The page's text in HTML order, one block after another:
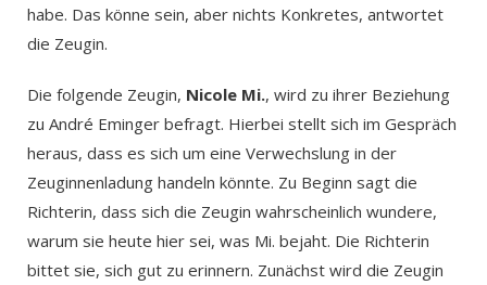
habe. Das könne sein, aber nichts Konkretes, antwortet
die Zeugin.
Die folgende Zeugin, Nicole Mi., wird zu ihrer Beziehung
zu André Eminger befragt. Hierbei stellt sich im Gespräch
heraus, dass es sich um eine Verwechslung in der
Zeuginnenladung handeln könnte. Zu Beginn sagt die
Richterin, dass sich die Zeugin wahrscheinlich wundere,
warum sie heute hier sei, was Mi. bejaht. Die Richterin
bittet sie, sich gut zu erinnern. Zunächst wird die Zeugin